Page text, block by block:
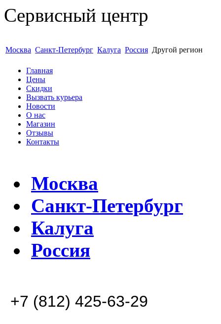
Сервисный центр
Москва Санкт-Петербург Калуга Россия Другой регион
Главная
Цены
Скидки
Вызвать курьера
Новости
О нас
Магазин
Отзывы
Контакты
Москва
Санкт-Петербург
Калуга
Россия
+7 (812) 425-63-29